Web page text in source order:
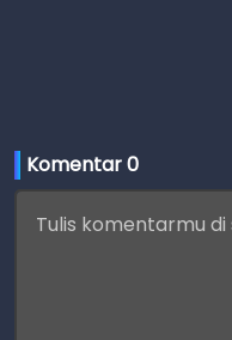
Komentar 0